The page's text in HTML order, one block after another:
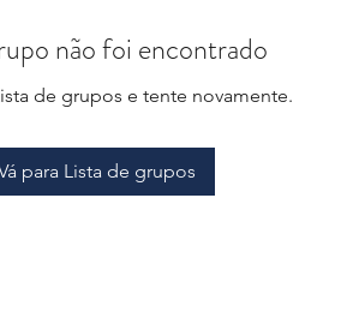
não foi encontrado
de grupos e tente novamente.
para Lista de grupos